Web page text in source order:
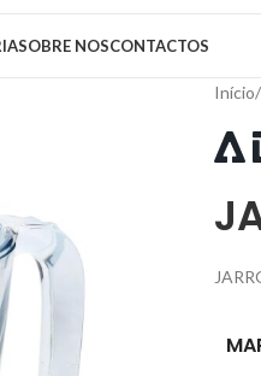
SOBRE NOSCONTACTOS
Início/